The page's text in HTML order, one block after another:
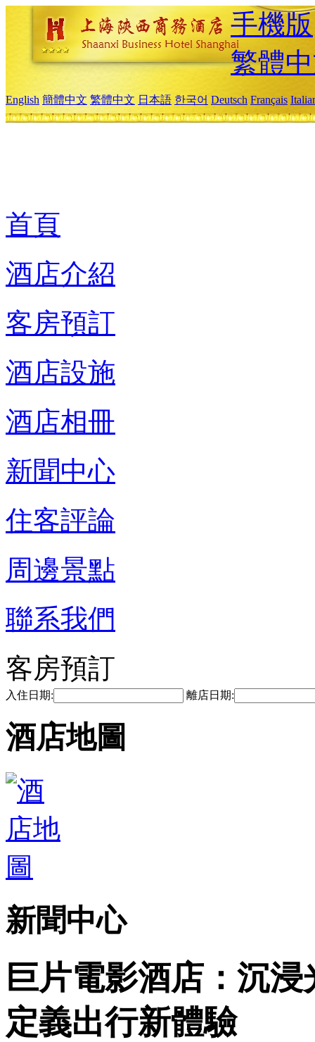
手機版
繁體
English 簡體中文 繁體中文 日本語 한국어 Deutsch Français
首頁
酒店介紹
客房預訂
酒店設施
酒店相冊
新聞中心
住客評論
周邊景點
聯系我們
客房預訂
入住日期: 離店日期:
酒店地圖
新聞中心
巨片電影酒店：‌沉
定義出行新體驗